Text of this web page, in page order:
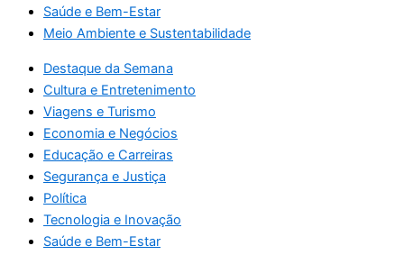
Saúde e Bem-Estar
Meio Ambiente e Sustentabilidade
Destaque da Semana
Cultura e Entretenimento
Viagens e Turismo
Economia e Negócios
Educação e Carreiras
Segurança e Justiça
Política
Tecnologia e Inovação
Saúde e Bem-Estar